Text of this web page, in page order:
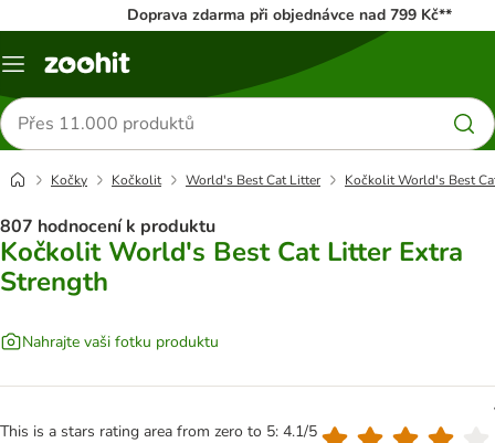
Doprava zdarma při objednávce nad 799 Kč**
Menu
Hledat
produkty
Kočky Kočkolit World's Best Cat Litter Kočkolit World's Best
807 hodnocení k produktu
Kočkolit World's Best Cat Litter Extra
Strength
Nahrajte vaši fotku produktu
This is a stars rating area from zero to 5: 4.1/5